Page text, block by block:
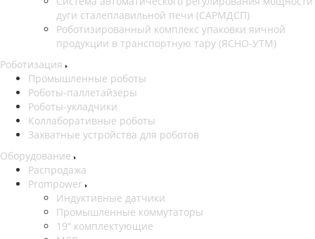
дуги сталеплавильной печи (САРМДСП)
Роботизированный комплекс упаковки яичной
продукции в транспортную тару (ЯСНО-УТМ)
Роботизация
Промышленные роботы
Роботы-паллетайзеры
Роботы-укладчики
Коллаборативные роботы
Захватные устройства для роботов
Оборудование
Распродажа
Prompower
Индуктивные датчики
Промышленные коммутаторы
19“ комплектующие